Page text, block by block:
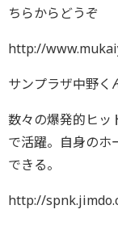
ちらからどうぞ
http://
サンプラザ中野く
数々の爆発的ヒッ
で活躍。自身のホ
できる。
http://